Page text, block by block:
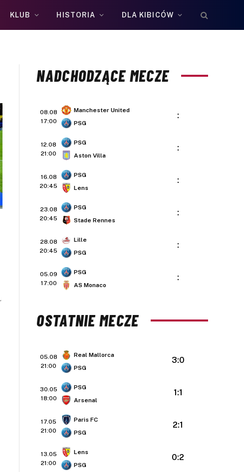
KLUB HISTORIA DLA KIBICÓW
NADCHODZĄCE MECZE
08.08
17:00
Manchester United
PSG
:
12.08
21:00
PSG
Aston Villa
:
16.08
20:45
PSG
Lens
:
23.08
20:45
PSG
Stade Rennes
:
28.08
20:45
Lille
PSG
:
05.09
17:00
PSG
AS Monaco
:
OSTATNIE MECZE
05.08
21:00
Real Mallorca
PSG
3:0
30.05
18:00
PSG
Arsenal
1:1
17.05
21:00
Paris FC
PSG
2:1
13.05
21:00
Lens
PSG
0:2